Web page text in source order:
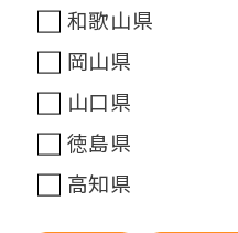
和歌山県
岡山県
山口県
徳島県
高知県